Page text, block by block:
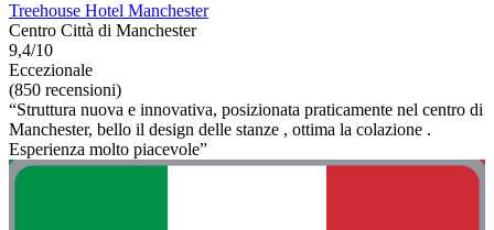
Treehouse Hotel Manchester
Centro Città di Manchester
9,4/10
Eccezionale
(850 recensioni)
“Struttura nuova e innovativa, posizionata praticamente nel centro di
Manchester, bello il design delle stanze , ottima la colazione .
Esperienza molto piacevole”